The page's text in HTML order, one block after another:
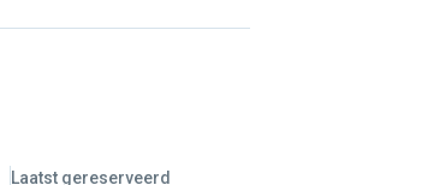
Laatst gereserveerd